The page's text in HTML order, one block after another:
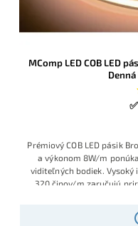
MComp LED COB LED
Prémiový COB LED pásik
a výkonom 8W/m
viditeľných bodiek. Vysoký
320 čipov/m zaručujú